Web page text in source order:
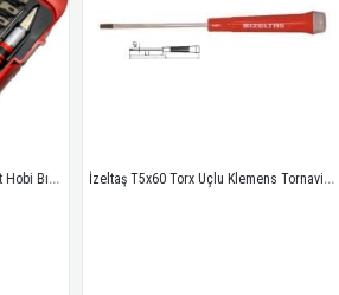
İzeltaş T5x60 Torx Uçlu Klemens Tornavida 4530 17 0560